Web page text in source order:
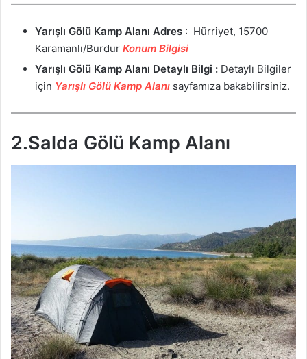
Yarışlı Gölü Kamp Alanı Adres : Hürriyet, 15700
Karamanlı/Burdur Konum Bilgisi
Yarışlı Gölü Kamp Alanı Detaylı Bilgi : Detaylı Bilgiler
için Yarışlı Gölü Kamp Alanı sayfamıza bakabilirsiniz.
2.Salda Gölü Kamp Alanı